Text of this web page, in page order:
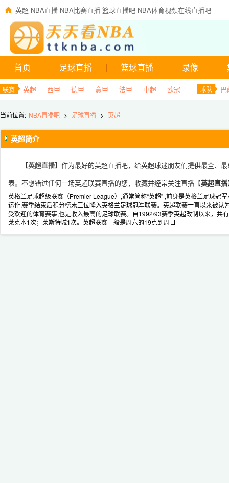
英超-NBA直播-NBA比赛直播-篮球直播吧-NBA体育视频在线直播吧
首页 足球直播 篮球直播 录像
联赛 英超 西甲 德甲 意甲 法甲 中超 欧冠 球队 巴
当前位置: NBA直播吧 > 足球直播 > 英超
英超简介
【英超直播】作为最好的英超直播吧，给英超球迷朋友们提供最全、
表。不想错过任何一场英超联赛直播的您，收藏并经常关注直播【英超直播
英格兰足球超级联赛（Premier League）,通常简称“英超” ,前身是英格兰足球冠
运作,赛季结束后积分榜末三位降入英格兰足球冠军联赛。英超联赛一直以来被
受欢迎的体育赛事,也是收入最高的足球联赛。自1992/93赛季英超改制以来，
莱克本1次；莱斯特城1次。英超联赛一般是周六的19点到周日